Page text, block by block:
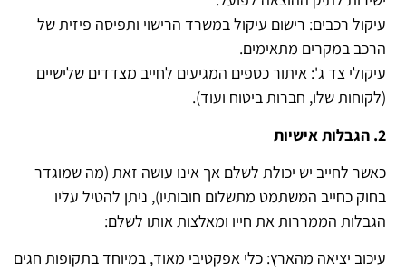
עיקול רכבים: רישום עיקול במשרד הרישוי ותפיסה פיזית של
הרכב במקרים מתאימים.
עיקולי צד ג': איתור כספים המגיעים לחייב מצדדים שלישיים
(לקוחות שלו, חברות ביטוח ועוד).
2. הגבלות אישיות
כאשר לחייב יש יכולת לשלם אך אינו עושה זאת (מה שמוגדר
בחוק כחייב המשתמט מתשלום חובותיו), ניתן להטיל עליו
הגבלות הממררות את חייו ומאלצות אותו לשלם:
עיכוב יציאה מהארץ: כלי אפקטיבי מאוד, במיוחד בתקופות חגים